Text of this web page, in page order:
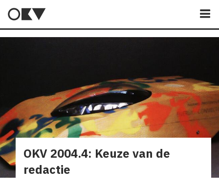
OKV 2004.4: Keuze van de
redactie